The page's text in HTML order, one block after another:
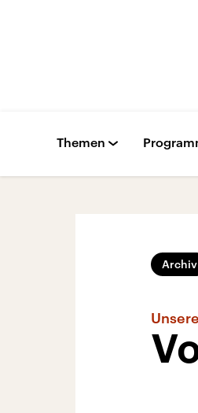
Themen
Archiv